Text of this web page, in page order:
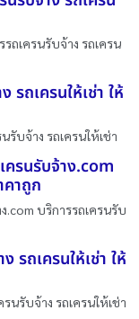
ถเครนรับจ้าง รถเครน
รถเครนให้เช่า ให้
รับจ้าง รถเครนให้เช่า
ครนรับจ้าง.com
คาถูก
บริการรถเครนรับ
รถเครนให้เช่า ให้
นรับจ้าง รถเครนให้เช่า